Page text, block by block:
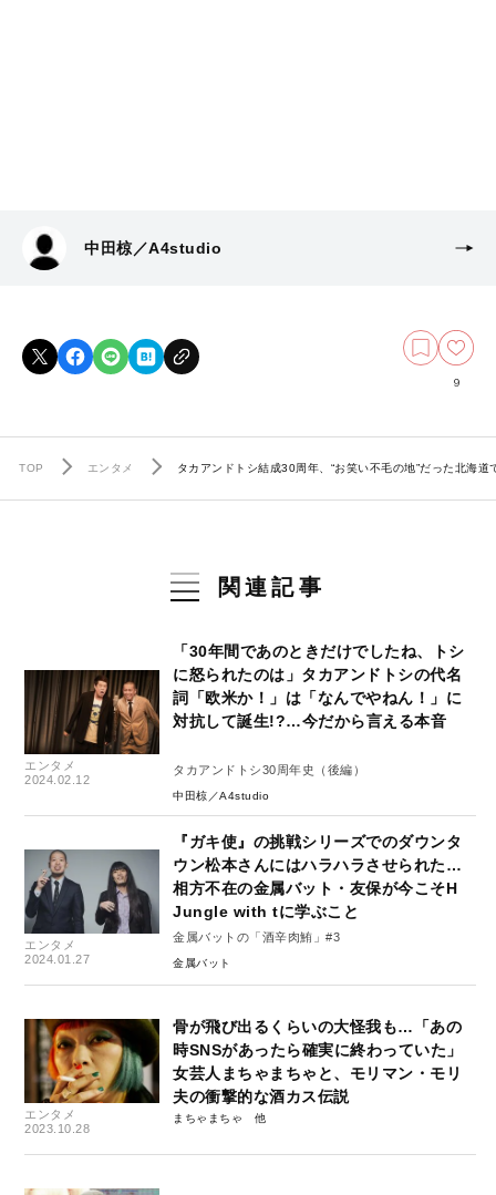
中田椋／A4studio
9
TOP エンタメ タカアンドトシ結成30周年、“お笑い不毛の地”だった北海
関連記事
エンタメ
2024.02.12
「30年間であのときだけでしたね、トシ
に怒られたのは」タカアンドトシの代名
詞「欧米か！」は「なんでやねん！」に
対抗して誕生!?…今だから言える本音
タカアンドトシ30周年史（後編）
中田椋／A4studio
エンタメ
2024.01.27
『ガキ使』の挑戦シリーズでのダウンタ
ウン松本さんにはハラハラさせられた…
相方不在の金属バット・友保が今こそH
Jungle with tに学ぶこと
金属バットの「酒辛肉鮪」#3
金属バット
エンタメ
2023.10.28
骨が飛び出るくらいの大怪我も…「あの
時SNSがあったら確実に終わっていた」
女芸人まちゃまちゃと、モリマン・モリ
夫の衝撃的な酒カス伝説
まちゃまちゃ